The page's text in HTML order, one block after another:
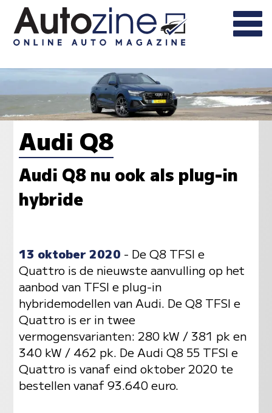
Audi Q8
Audi Q8 nu ook als plug-in
hybride
13 oktober 2020 - De Q8 TFSI e
Quattro is de nieuwste aanvulling op het
aanbod van TFSI e plug-in
hybridemodellen van Audi. De Q8 TFSI e
Quattro is er in twee
vermogensvarianten: 280 kW / 381 pk en
340 kW / 462 pk. De Audi Q8 55 TFSI e
Quattro is vanaf eind oktober 2020 te
bestellen vanaf 93.640 euro.